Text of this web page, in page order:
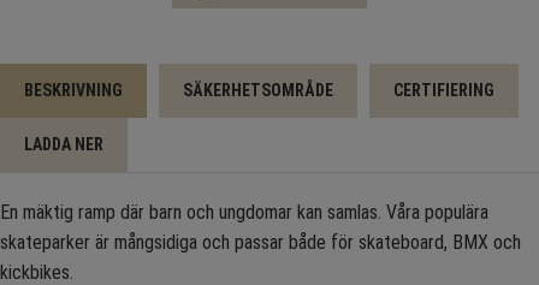
BESKRIVNING SÄKERHETSOMRÅDE CERTIFIERING
LADDA NER
En mäktig ramp där barn och ungdomar kan samlas. Våra populära
skateparker är mångsidiga och passar både för skateboard, BMX och
kickbikes.